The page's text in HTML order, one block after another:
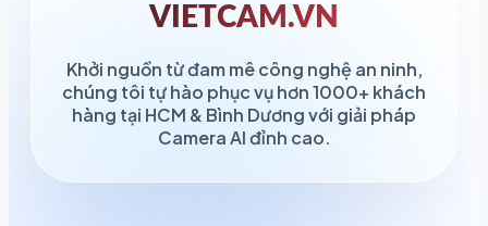
VIETCAM.VN
Khởi nguồn từ đam mê công nghệ an ninh,
chúng tôi tự hào phục vụ hơn 1000+ khách
hàng tại HCM & Bình Dương với giải pháp
Camera AI đỉnh cao.